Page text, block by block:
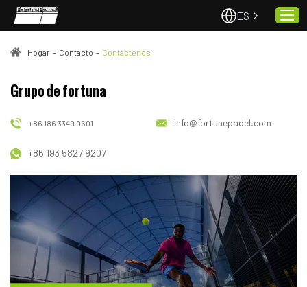
Calidad y servicio
Sobre nosotros
Noticias
Contacto
ES
Hogar - Contacto - Contáctenos
Grupo de fortuna
+86 186 3349 9601 info@fortunepadel.com
+86 193 5827 9207